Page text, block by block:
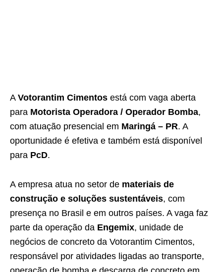
A Votorantim Cimentos está com vaga aberta
para Motorista Operadora / Operador Bomba,
com atuação presencial em Maringá – PR. A
oportunidade é efetiva e também está disponível
para PcD.
A empresa atua no setor de materiais de
construção e soluções sustentáveis, com
presença no Brasil e em outros países. A vaga faz
parte da operação da Engemix, unidade de
negócios de concreto da Votorantim Cimentos,
responsável por atividades ligadas ao transporte,